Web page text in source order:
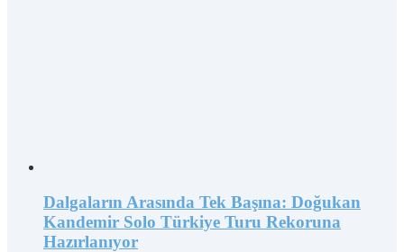
Dalgaların Arasında Tek Başına: Doğukan
Kandemir Solo Türkiye Turu Rekoruna
Hazırlanıyor